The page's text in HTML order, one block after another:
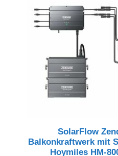
SolarFlow
Balkonkraftwerk mit
Hoymiles HM-